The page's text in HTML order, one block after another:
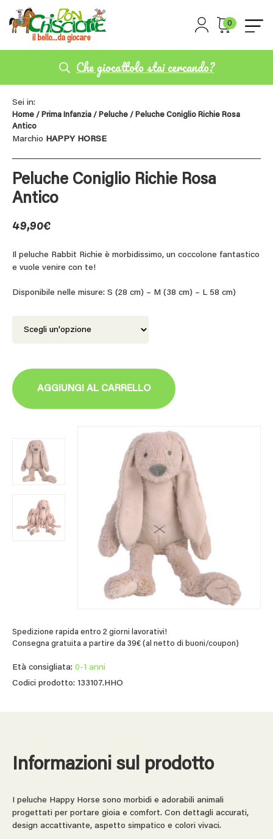
0
Che giocattolo stai cercando?
Sei in:
Home / Prima Infanzia / Peluche / Peluche Coniglio Richie Rosa
Antico
Marchio HAPPY HORSE
Peluche Coniglio Richie Rosa
Antico
49,90€
Il peluche Rabbit Richie è morbidissimo, un coccolone fantastico
e vuole venire con te!
Disponibile nelle misure: S (28 cm) – M (38 cm) – L 58 cm)
AGGIUNGI AL CARRELLO
Spedizione rapida entro 2 giorni lavorativi!
Consegna gratuita a partire da 39€ (al netto di buoni/coupon)
Età consigliata: 0-1 anni
Codici prodotto: 133107.HHO
Informazioni sul prodotto
I peluche Happy Horse sono morbidi e adorabili animali
progettati per portare gioia e comfort. Con dettagli accurati,
design accattivante, aspetto simpatico e colori vivaci.